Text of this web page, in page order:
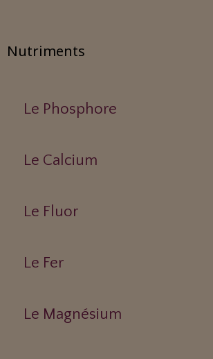
Nutriments
Le Phosphore
Le Calcium
Le Fluor
Le Fer
Le Magnésium